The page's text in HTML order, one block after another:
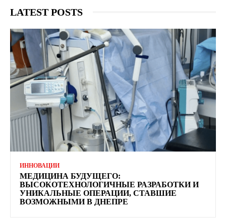
LATEST POSTS
ИННОВАЦИИ
МЕДИЦИНА БУДУЩЕГО:
ВЫСОКОТЕХНОЛОГИЧНЫЕ РАЗРАБОТКИ И
УНИКАЛЬНЫЕ ОПЕРАЦИИ, СТАВШИЕ
ВОЗМОЖНЫМИ В ДНЕПРЕ